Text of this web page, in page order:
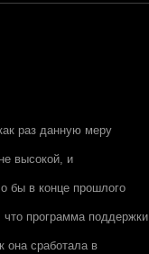
раз данную меру
высокой, и
бы в конце прошлого
что программа поддержки
она сработала в